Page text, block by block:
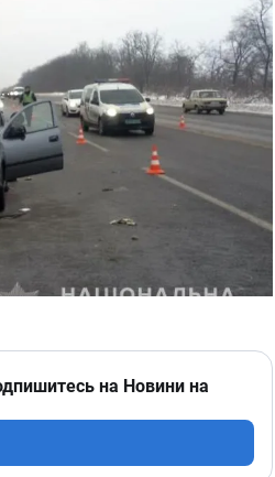
на Новини на